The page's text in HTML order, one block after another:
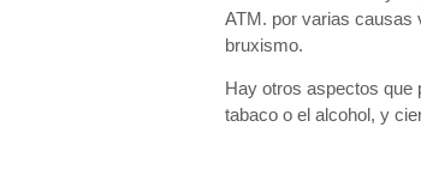
ATM. por varias causas
bruxismo.
Hay otros aspectos que
tabaco o el alcohol, y